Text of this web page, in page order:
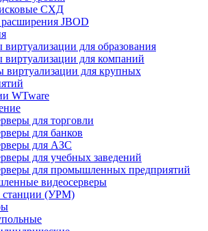
СХД
JBOD
виртуализации для образования
виртуализации для компаний
виртуализации для крупных
WTware
для торговли
для банков
для АЗС
для учебных заведений
для промышленных предприятий
видеосерверы
станции (УРМ)